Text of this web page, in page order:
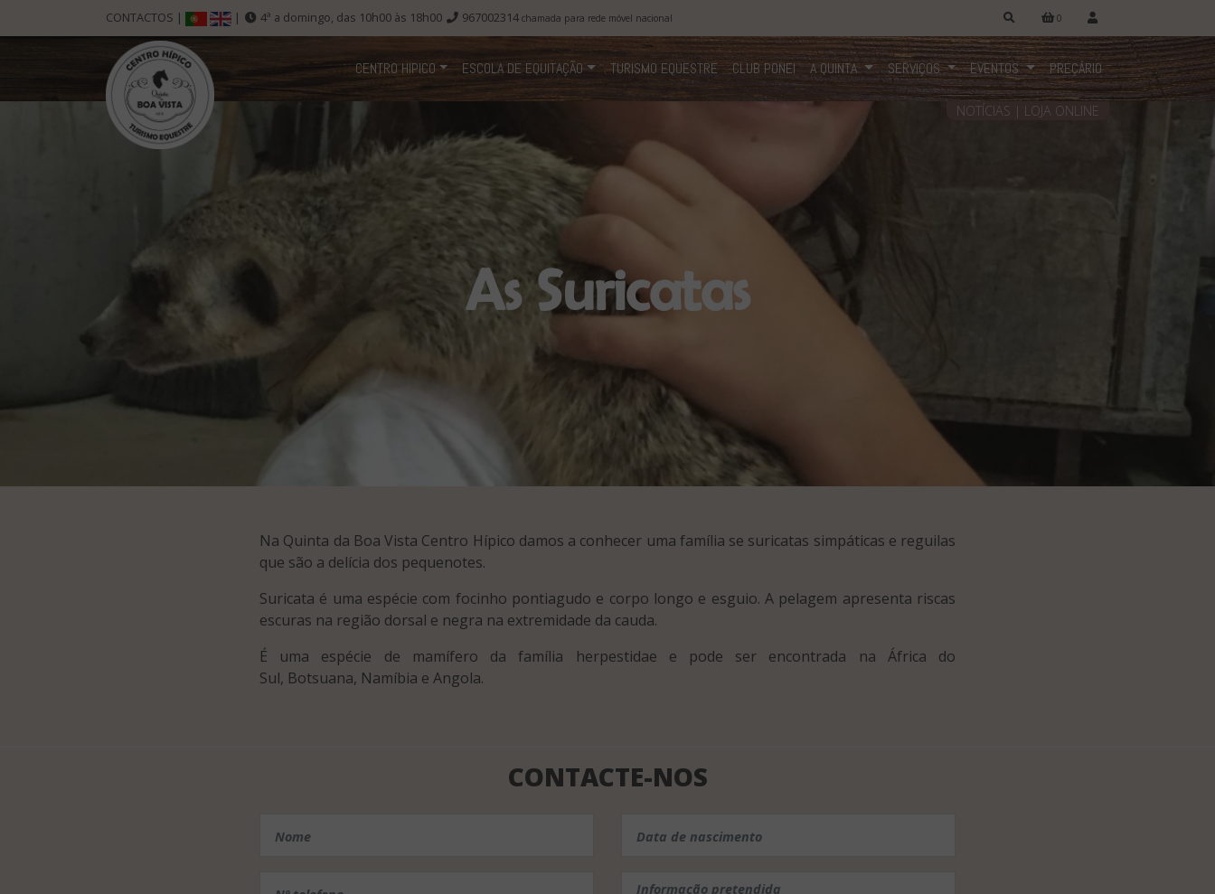
CONTACTOS | | 4ª a domingo, das 10h00 às 18h00 967002314 chamada para rede móvel nacional 0
CENTRO HIPICO(CURRENT)ESCOLA DE EQUITAÇÃO(CURRENT)
TURISMO EQUESTRE CLUB PONEI A QUINTA SERVIÇOS EVENTOS PREÇÁRIO
NOTÍCIAS | LOJA ONLINE
As Suricatas
Na Quinta da Boa Vista Centro Hípico damos a conhecer uma família se suricatas simpáticas e reguilas
que são a delícia dos pequenotes.
Suricata é uma espécie com focinho pontiagudo e corpo longo e esguio. A pelagem apresenta riscas
escuras na região dorsal e negra na extremidade da cauda.
É uma espécie de mamífero da família herpestidae e pode ser encontrada na África do
Sul, Botsuana, Namíbia e Angola.
CONTACTE-NOS